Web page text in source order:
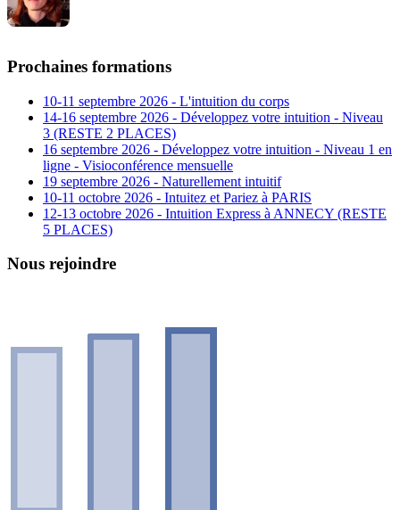
Prochaines formations
10-11 septembre 2026 - L'intuition du corps
14-16 septembre 2026 - Développez votre intuition - Niveau
3 (RESTE 2 PLACES)
16 septembre 2026 - Développez votre intuition - Niveau 1 en
ligne - Visioconférence mensuelle
19 septembre 2026 - Naturellement intuitif
10-11 octobre 2026 - Intuitez et Pariez à PARIS
12-13 octobre 2026 - Intuition Express à ANNECY (RESTE
5 PLACES)
Nous rejoindre